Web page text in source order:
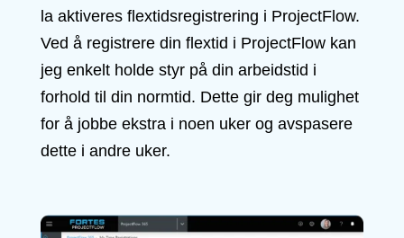
la aktiveres flextidsregistrering i ProjectFlow.
Ved å registrere din flextid i ProjectFlow kan
jeg enkelt holde styr på din arbeidstid i
forhold til din normtid. Dette gir deg mulighet
for å jobbe ekstra i noen uker og avspasere
dette i andre uker.